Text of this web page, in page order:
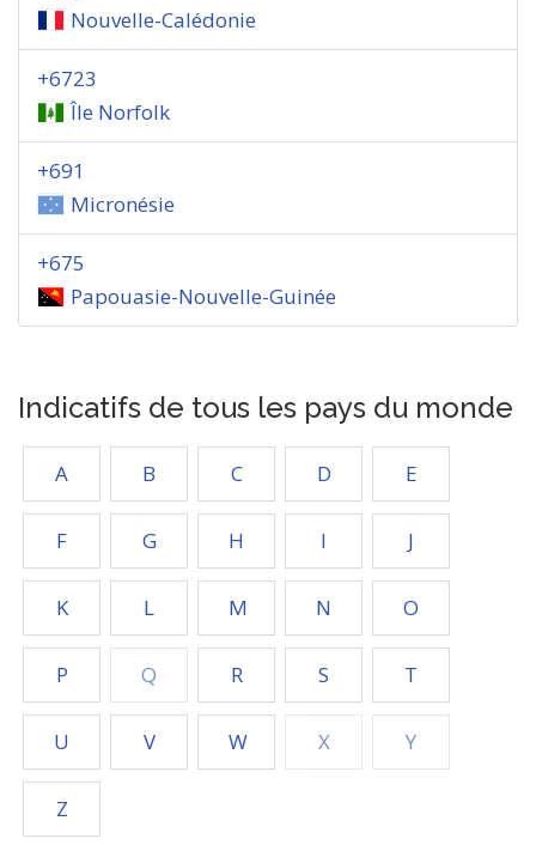
Nouvelle-Calédonie
+6723
Île Norfolk
+691
Micronésie
+675
Papouasie-Nouvelle-Guinée
Indicatifs de tous les pays du monde
A B C D E
F G H I J
K L M N O
P Q R S T
U V W X Y
Z